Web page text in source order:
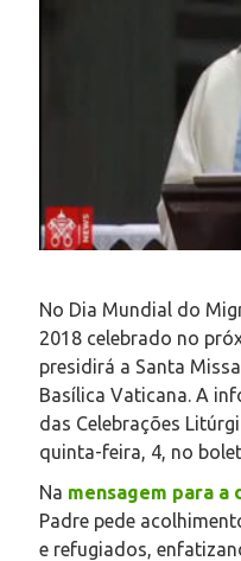
No Dia Mundial do
2018 celebrado no
presidirá a Santa
Basílica Vaticana. A
das Celebrações
quinta-feira, 4, no
Na mensagem para a
Padre pede
e refugiados,